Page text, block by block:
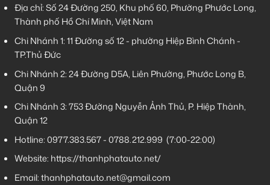
Địa chỉ: Số 24 Đường 250, Khu phố 60, Phường Phước Long,
Thành phố Hồ Chí Minh, Việt Nam
Chi Nhánh 1:11 Đường số 12 - phường Hiệp Bình Chánh -
TP.Thủ Đức
Chi Nhánh 2:24 Đường D5A, Liên Phường, Phước Long B,
Quận 9
Chi Nhánh 3:753 Đường Nguyễn Ảnh Thủ, P. Hiệp Thành,
Quận 12
Hotline:0977.383.567-0788.212.999 (7:00-22:00)
Website: https://thanhphatauto.net/
Email:thanhphatauto.net@gmail.com